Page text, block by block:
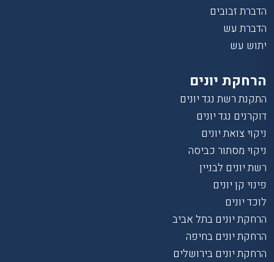
הדברת זבובים
הדברת עש
יתוש עש
הרחקת יונים
התקנת רשת נגד יונים
דוקרנים נגד יונים
ניקוי צואת יונים
ניקוי מסתור כביסה
רשת יונים לבניין
פינוי קן יונים
לוכד יונים
הרחקת יונים בתל אביב
הרחקת יונים בחיפה
הרחקת יונים בירושלים